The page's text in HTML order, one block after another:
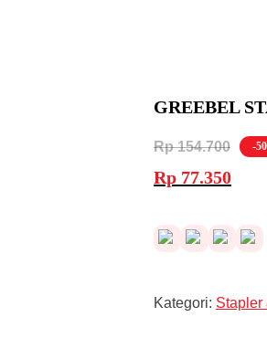
GREEBEL
-
Rp154.700
Harga
aslinya
Rp 77.350Harga
saat
Rp
Kategori: Stapler